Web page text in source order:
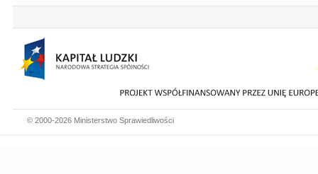
© 2000-2026 Ministerstwo Sprawiedliwości